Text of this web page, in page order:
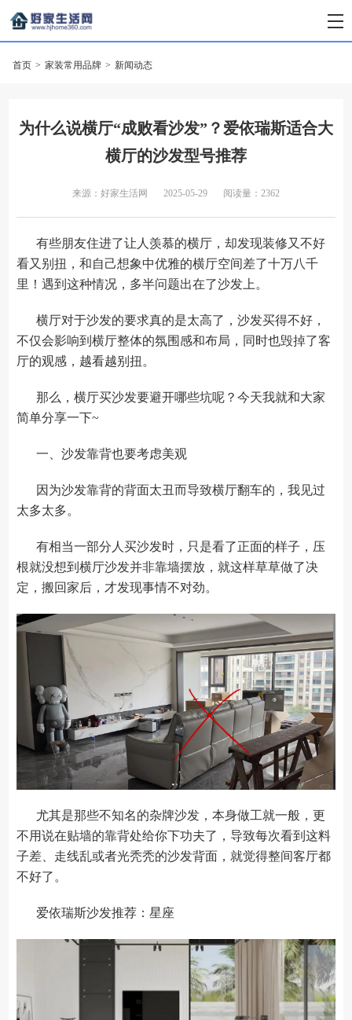
首页 > 家装常用品牌 > 新闻动态
为什么说横厅“成败看沙发”？爱依瑞斯适合大
横厅的沙发型号推荐
来源：好家生活网 2025-05-29 阅读量：2362
有些朋友住进了让人羡慕的横厅，却发现装修又不好
看又别扭，和自己想象中优雅的横厅空间差了十万八千
里！遇到这种情况，多半问题出在了沙发上。
横厅对于沙发的要求真的是太高了，沙发买得不好，
不仅会影响到横厅整体的氛围感和布局，同时也毁掉了客
厅的观感，越看越别扭。
那么，横厅买沙发要避开哪些坑呢？今天我就和大家
简单分享一下~
一、沙发靠背也要考虑美观
因为沙发靠背的背面太丑而导致横厅翻车的，我见过
太多太多。
有相当一部分人买沙发时，只是看了正面的样子，压
根就没想到横厅沙发并非靠墙摆放，就这样草草做了决
定，搬回家后，才发现事情不对劲。
尤其是那些不知名的杂牌沙发，本身做工就一般，更
不用说在贴墙的靠背处给你下功夫了，导致每次看到这料
子差、走线乱或者光秃秃的沙发背面，就觉得整间客厅都
不好了。
爱依瑞斯沙发推荐：星座